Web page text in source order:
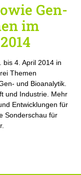
Gen-
im
bis 4. April 2014 in
Themen
und Bioanalytik.
und Industrie. Mehr
Entwicklungen für
Sonderschau für